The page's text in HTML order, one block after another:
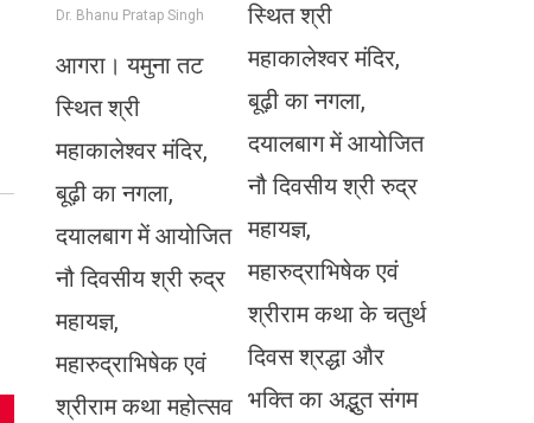
Dr. Bhanu Pratap Singh
आगरा। यमुना तट
स्थित श्री
महाकालेश्वर मंदिर,
बूढ़ी का नगला,
दयालबाग में आयोजित
नौ दिवसीय श्री रुद्र
महायज्ञ,
महारुद्राभिषेक एवं
श्रीराम कथा महोत्सव
स्थित श्री
महाकालेश्वर मंदिर,
बूढ़ी का नगला,
दयालबाग में आयोजित
नौ दिवसीय श्री रुद्र
महायज्ञ,
महारुद्राभिषेक एवं
श्रीराम कथा के चतुर्थ
दिवस श्रद्धा और
भक्ति का अद्भुत संगम